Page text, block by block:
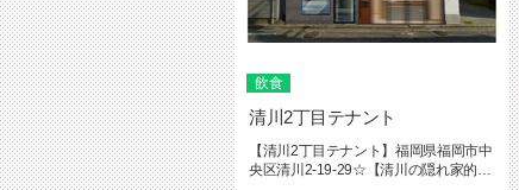
飲食
清川2丁目テナント
【清川2丁目テナント】福岡県福岡市中
央区清川2-19-29☆【清川の隠れ家的